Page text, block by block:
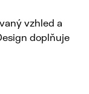
vzhled a
doplňuje